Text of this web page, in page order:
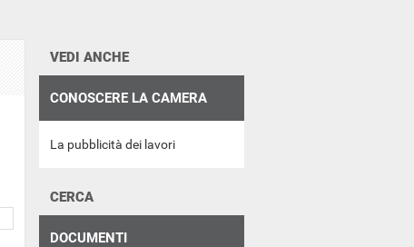
VEDI ANCHE
CONOSCERE LA CAMERA
La pubblicità dei lavori
CERCA
DOCUMENTI